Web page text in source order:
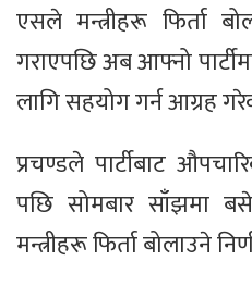
एसले मन्त्रीहरू फिर्ता
गराएपछि अब आफ्नो
लागि सहयोग गर्न आग्रह
प्रचण्डले पार्टीबाट
पछि सोमबार साँझमा
मन्त्रीहरू फिर्ता बोलाउने